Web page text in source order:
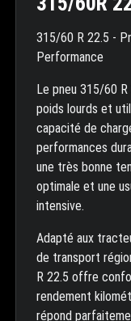
315/60 R 22.5 -
Performance
Le pneu 315/60
poids lourds et
capacité de
performances
une très bonne
optimale et une
intensive.
Adapté aux
de transport
R 22.5 offre
rendement
répond